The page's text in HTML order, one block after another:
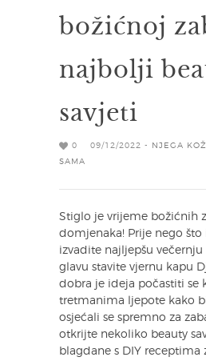
božićnoj
najbolji
savjeti
0 09/12/2022 - NJEGA
SAMA
Stiglo je vrijeme božićnih
domjenaka! Prije nego što
izvadite najljepšu
glavu stavite vjernu kapu
dobra je ideja počastiti se
tretmanima ljepote kako
osjećali se spremno za
otkrijte nekoliko beauty
blagdane s DIY receptima